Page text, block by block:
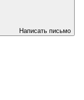
Написать письмо